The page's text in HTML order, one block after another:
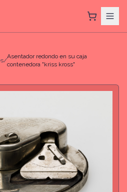
/
Asentador redondo en su caja
contenedora "kriss kross"